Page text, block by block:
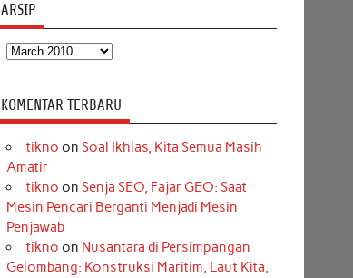
ARSIP
Arsip
KOMENTAR TERBARU
tikno on Soal Ikhlas, Kita Semua Masih
Amatir
tikno on Senja SEO, Fajar GEO: Saat
Mesin Pencari Berganti Menjadi Mesin
Penjawab
tikno on Nusantara di Persimpangan
Gelombang: Konstruksi Maritim, Laut Kita,